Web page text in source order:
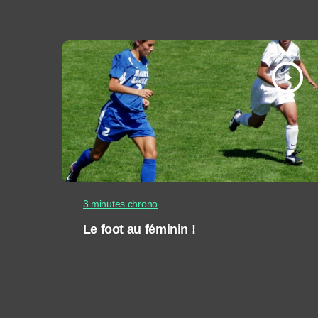
play_arrow
3 minutes chrono
Le foot au féminin !